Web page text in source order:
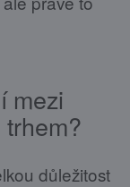
mezi
důležitost